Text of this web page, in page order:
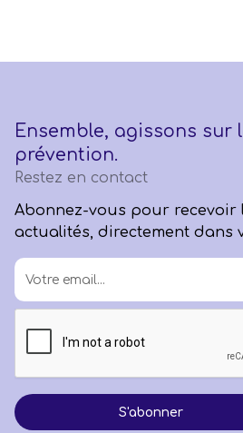
Ensemble, agissons sur
prévention.
Restez en contact
Abonnez-vous pour recevoir
actualités, directement dans